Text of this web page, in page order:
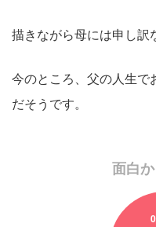
描きながら母には申し訳
今のところ、父の人生で
だそうです。
面白
0